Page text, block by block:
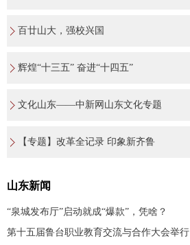
百廿山大，强校兴国
辉煌“十三五” 奋进“十四五”
文化山东——中新网山东文化专题
【专题】改革全记录 印象新齐鲁
山东新闻
“泉城发布厅”启动就成“爆款”，凭啥？
第十五届鲁台职业教育交流与合作大会举行